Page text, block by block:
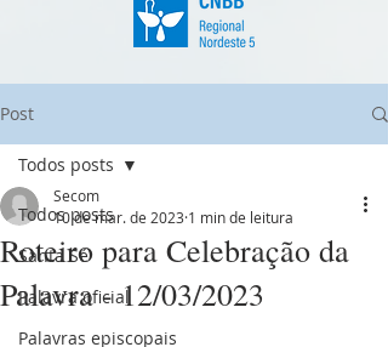
Post
Todos posts
Santa Sé
Palavra oficial
Palavras episcopais
Todos posts
Roteiro para Celebração da
Palavra - 12/03/2023
Secom
10 de mar. de 2023 1 min de leitura